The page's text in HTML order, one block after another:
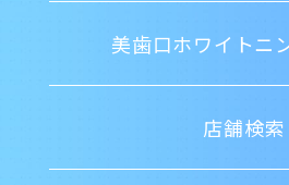
美歯口ホワイトニ
店舗検索